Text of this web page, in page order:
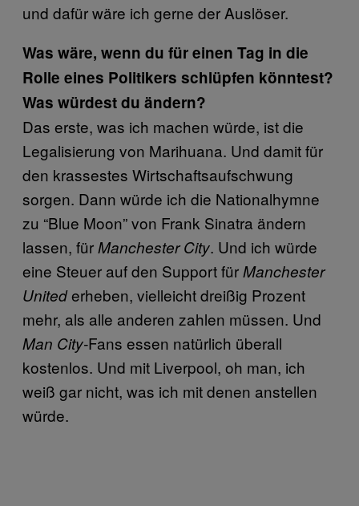
und dafür wäre ich gerne der Auslöser.
Was wäre, wenn du für einen Tag in die
Rolle eines Politikers schlüpfen könntest?
Was würdest du ändern?
Das erste, was ich machen würde, ist die
Legalisierung von Marihuana. Und damit für
den krassestes Wirtschaftsaufschwung
sorgen. Dann würde ich die Nationalhymne
zu “Blue Moon” von Frank Sinatra ändern
lassen, fürManchester City. Und ich würde
eine Steuer auf den Support fürManchester
Unitederheben, vielleicht dreißig Prozent
mehr, als alle anderen zahlen müssen. Und
Man City-Fans essen natürlich überall
kostenlos. Und mit Liverpool, oh man, ich
weiß gar nicht, was ich mit denen anstellen
würde.